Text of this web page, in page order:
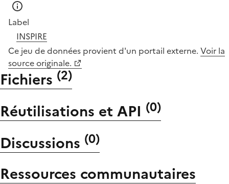
Label
INSPIRE
Ce jeu de données provient d'un portail externe. Voir la
source originale.
Fichiers (2)
Réutilisations et API (0)
Discussions (0)
Ressources communautaires